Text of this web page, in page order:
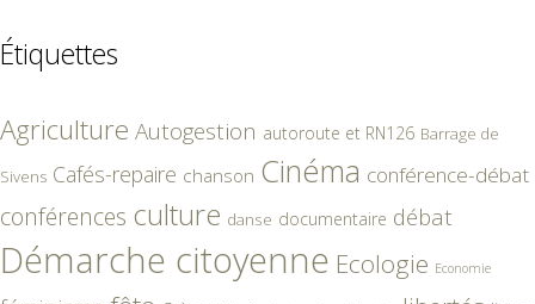
Étiquettes
Agriculture Autogestion autoroute et RN126 Barrage de
Sivens Cafés-repaire chanson Cinéma conférence-débat
conférences culture danse documentaire débat
Démarche citoyenne Ecologie Economie